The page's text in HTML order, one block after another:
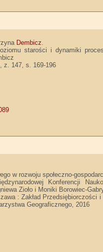
Dembicz.
starości i dynamiki
z. 147, s. 169-196
w rozwoju społeczno-
Konferencji
Zioło i Moniki Borowiec-
: Zakład
Geograficznego, 2016